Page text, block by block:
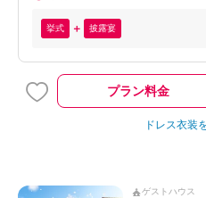
挙式 披露宴
プラン料金
ドレス衣装
ゲストハウス